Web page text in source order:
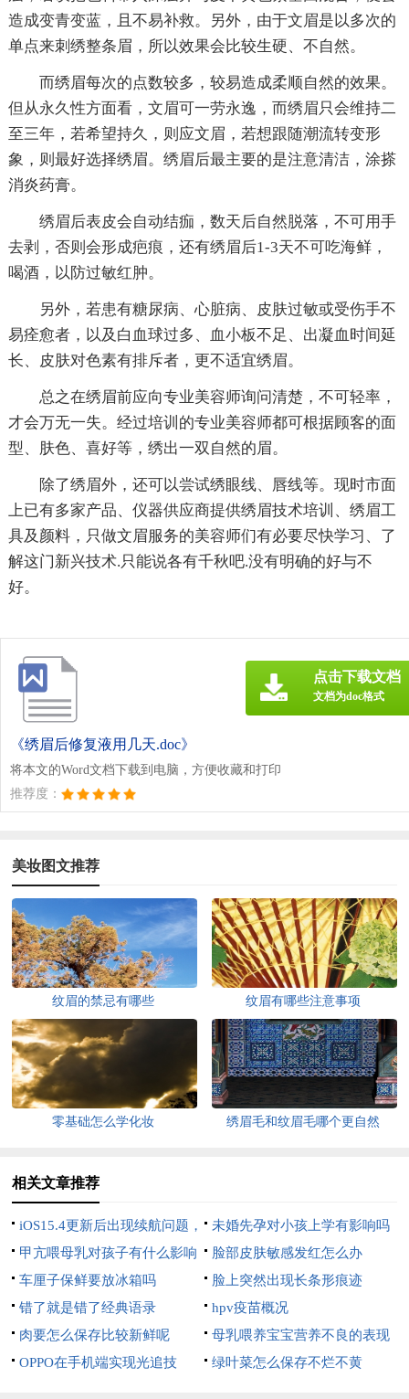
造成变青变蓝，且不易补救。另外，由于文眉是以多次的
单点来刺绣整条眉，所以效果会比较生硬、不自然。
而绣眉每次的点数较多，较易造成柔顺自然的效果。
但从永久性方面看，文眉可一劳永逸，而绣眉只会维持二
至三年，若希望持久，则应文眉，若想跟随潮流转变形
象，则最好选择绣眉。绣眉后最主要的是注意清洁，涂搽
消炎药膏。
绣眉后表皮会自动结痂，数天后自然脱落，不可用手
去剥，否则会形成疤痕，还有绣眉后1-3天不可吃海鲜，
喝酒，以防过敏红肿。
另外，若患有糖尿病、心脏病、皮肤过敏或受伤手不
易痊愈者，以及白血球过多、血小板不足、出凝血时间延
长、皮肤对色素有排斥者，更不适宜绣眉。
总之在绣眉前应向专业美容师询问清楚，不可轻率，
才会万无一失。经过培训的专业美容师都可根据顾客的面
型、肤色、喜好等，绣出一双自然的眉。
除了绣眉外，还可以尝试绣眼线、唇线等。现时市面
上已有多家产品、仪器供应商提供绣眉技术培训、绣眉工
具及颜料，只做文眉服务的美容师们有必要尽快学习、了
解这门新兴技术.只能说各有千秋吧.没有明确的好与不
好。
《绣眉后修复液用几天.doc》
将本文的Word文档下载到电脑，方便收藏和打印
推荐度：
点击下载文档
文档为doc格式
美妆图文推荐
纹眉的禁忌有哪些 纹眉有哪些注意事项
零基础怎么学化妆 绣眉毛和纹眉毛哪个更自然
相关文章推荐
iOS15.4更新后出现续航问题，
苹果回应
未婚先孕对小孩上学有影响吗
甲亢喂母乳对孩子有什么影响
脸部皮肤敏感发红怎么办
车厘子保鲜要放冰箱吗
脸上突然出现长条形痕迹
错了就是错了经典语录
hpv疫苗概况
肉要怎么保存比较新鲜呢
母乳喂养宝宝营养不良的表现
OPPO在手机端实现光追技
绿叶菜怎么保存不烂不黄